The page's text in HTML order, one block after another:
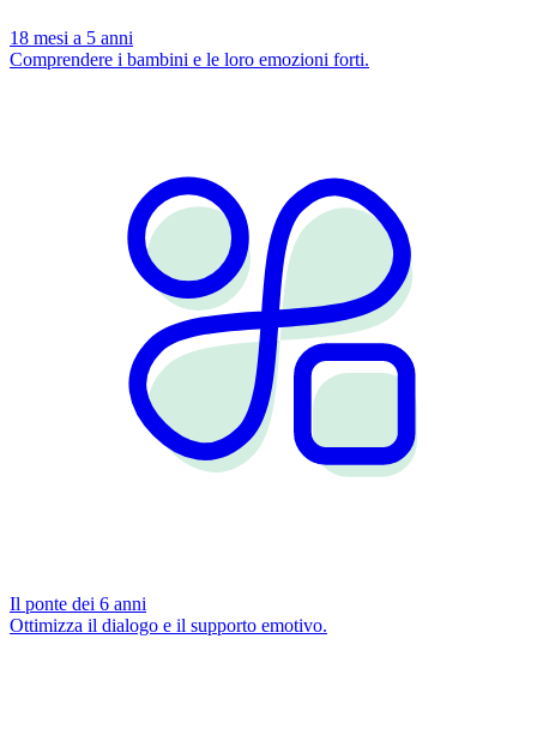
18 mesi a 5 anni
Comprendere i bambini e le loro emozioni forti.
Il ponte dei 6 anni
Ottimizza il dialogo e il supporto emotivo.